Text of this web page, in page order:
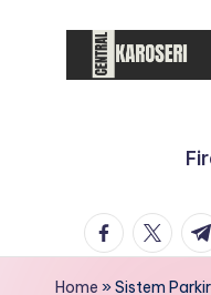
facebook.com
Home »Sistem